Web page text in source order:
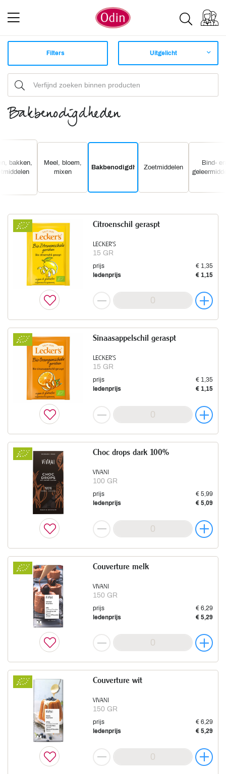
Filters Uitgelicht
Bakbenodigdheden
bakken,
Meel, bloem,
mixen
BakbenodigdhedenZoetmiddelen
Bind- en
LECKER'S
15 GR
Citroenschil geraspt
prijs
€ 1,35
ledenprijs
€ 1,15
LECKER'S
15 GR
Sinaasappelschil geraspt
prijs
€ 1,35
ledenprijs
€ 1,15
VIVANI
100 GR
Choc drops dark 100%
prijs
€ 5,99
ledenprijs
€ 5,09
VIVANI
150 GR
Couverture melk
prijs
€ 6,29
ledenprijs
€ 5,29
VIVANI
150 GR
Couverture wit
prijs
€ 6,29
ledenprijs
€ 5,29